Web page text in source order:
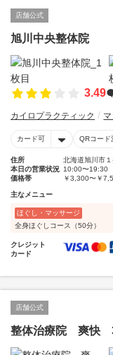
店舗公式
旭川中央整体院
3.49
カイロプラクティック
カード可 QRコード
住所
北海道旭川市
本日の営業状況 10:00〜19:30
価格帯
￥3,300〜￥
主なメニュー
ほぐし・マッサージ
全身ほぐしコース（50分）
クレジット
カード
店舗公式
整体治療院 爽快